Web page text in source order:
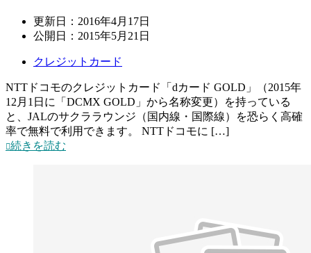
更新日： 2016年4月17日
公開日： 2015年5月21日
クレジットカード
NTTドコモのクレジットカード「dカード GOLD」（2015年
12月1日に「DCMX GOLD」から名称変更）を持っている
と、JALのサクララウンジ（国内線・国際線）を恐らく高確
率で無料で利用できます。 NTTドコモに […]
続きを読む